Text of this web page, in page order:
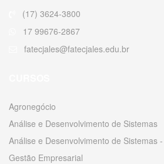
(17) 3624-3800
17 99676-2867
fatecjales@fatecjales.edu.br
Agronegócio
Análise e Desenvolvimento de Sistemas
Análise e Desenvolvimento de Sistemas
Gestão Empresarial